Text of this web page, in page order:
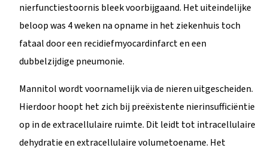
nierfunctiestoornis bleek voorbijgaand. Het uiteindelijke
beloop was 4 weken na opname in het ziekenhuis toch
fataal door een recidiefmyocardinfarct en een
dubbelzijdige pneumonie.
Mannitol wordt voornamelijk via de nieren uitgescheiden.
Hierdoor hoopt het zich bij preëxistente nierinsufficiëntie
op in de extracellulaire ruimte. Dit leidt tot intracellulaire
dehydratie en extracellulaire volumetoename. Het